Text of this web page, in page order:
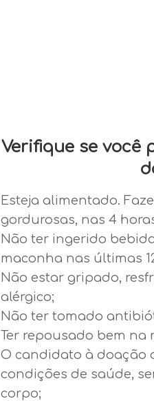
Verifique se você
Esteja alimentado.
gordurosas, nas 4
Não ter ingerido
maconha nas últimas
Não estar gripado,
alérgico;
Não ter tomado
Ter repousado bem na
O candidato à doação
condições de saúde,
corpo;